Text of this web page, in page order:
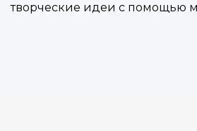
творческие идеи с помощью